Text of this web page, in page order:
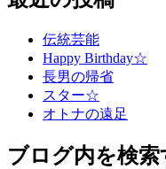
伝統芸能
Happy Birthday☆
長男の帰省
スター☆
オトナの遠足
ブログ内を検索